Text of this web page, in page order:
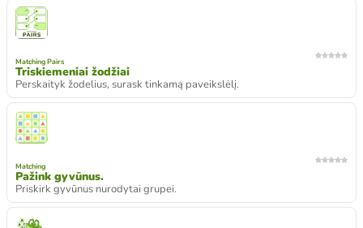
Matching Pairs
Triskiemeniai žodžiai
Perskaityk žodelius, surask tinkamą paveikslėlį.
Matching
Pažink gyvūnus.
Priskirk gyvūnus nurodytai grupei.